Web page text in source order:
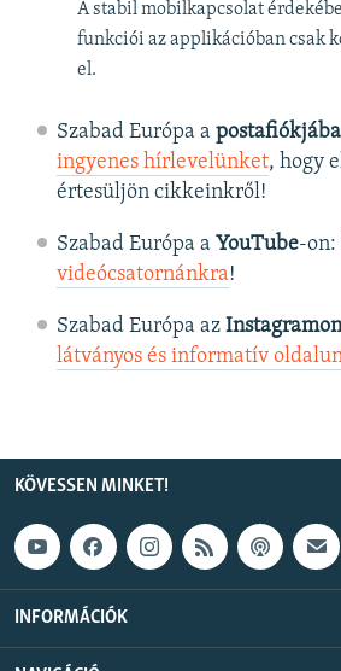
A stabil mobilkapcsolat
funkciói az applikációban csak
el.
Szabad Európa a
ingyenes hírlevelünket, hogy
értesüljön cikkeinkről!
Szabad Európa a YouTube-on:
videócsatornánkra!
Szabad Európa az
látványos és informatív
KÖVESSEN MINKET!
INFORMÁCIÓK